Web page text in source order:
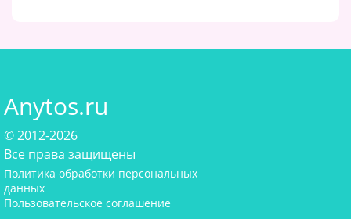
Anytos.ru
© 2012-2026
Все права защищены
Политика обработки персональных
данных
Пользовательское соглашение